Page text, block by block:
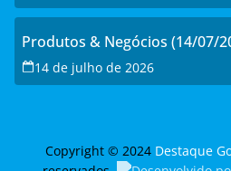
Produtos & Negócios (14/07/
14 de julho de 2026
Copyright © 2024 Destaque